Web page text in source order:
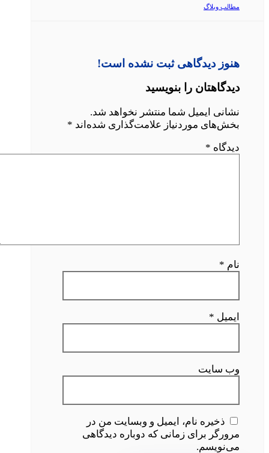
مطالب وبلاگ
هنوز دیدگاهی ثبت نشده است!
دیدگاهتان را بنویسید
نشانی ایمیل شما منتشر نخواهد شد.
بخش‌های موردنیاز علامت‌گذاری شده‌اند *
دیدگاه *
نام *
ایمیل *
وب‌ سایت
ذخیره نام، ایمیل و وبسایت من در
مرورگر برای زمانی که دوباره دیدگاهی
می‌نویسم.